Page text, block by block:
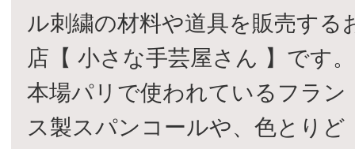
ル刺繍の材料や道具を販売する
店【 小さな手芸屋さん 】です。
本場パリで使われているフラン
ス製スパンコールや、色とりど